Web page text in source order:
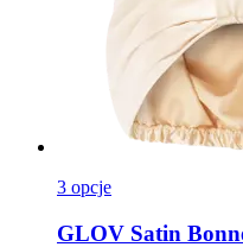
3 opcje
GLOV Satin